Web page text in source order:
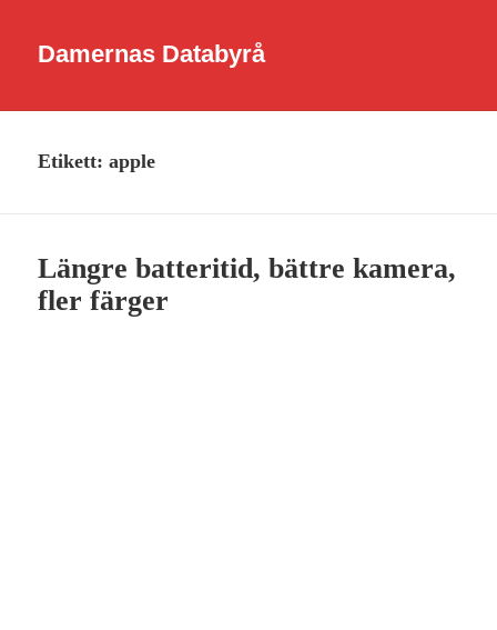
Damernas Databyrå
Etikett:apple
Längre batteritid, bättre kamera,
fler färger